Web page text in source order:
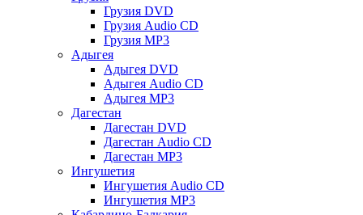
Грузия DVD
Грузия Audio CD
Грузия MP3
Адыгея
Адыгея DVD
Адыгея Audio CD
Адыгея MP3
Дагестан
Дагестан DVD
Дагестан Audio CD
Дагестан MP3
Ингушетия
Ингушетия Audio CD
Ингушетия MP3